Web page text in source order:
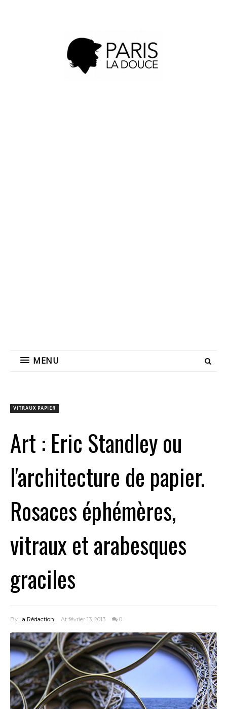
MENU
VITRAUX PAPIER
Art : Eric Standley ou
l'architecture de papier.
Rosaces éphémères,
vitraux et arabesques
graciles
By La Rédaction At février 13, 2013 0